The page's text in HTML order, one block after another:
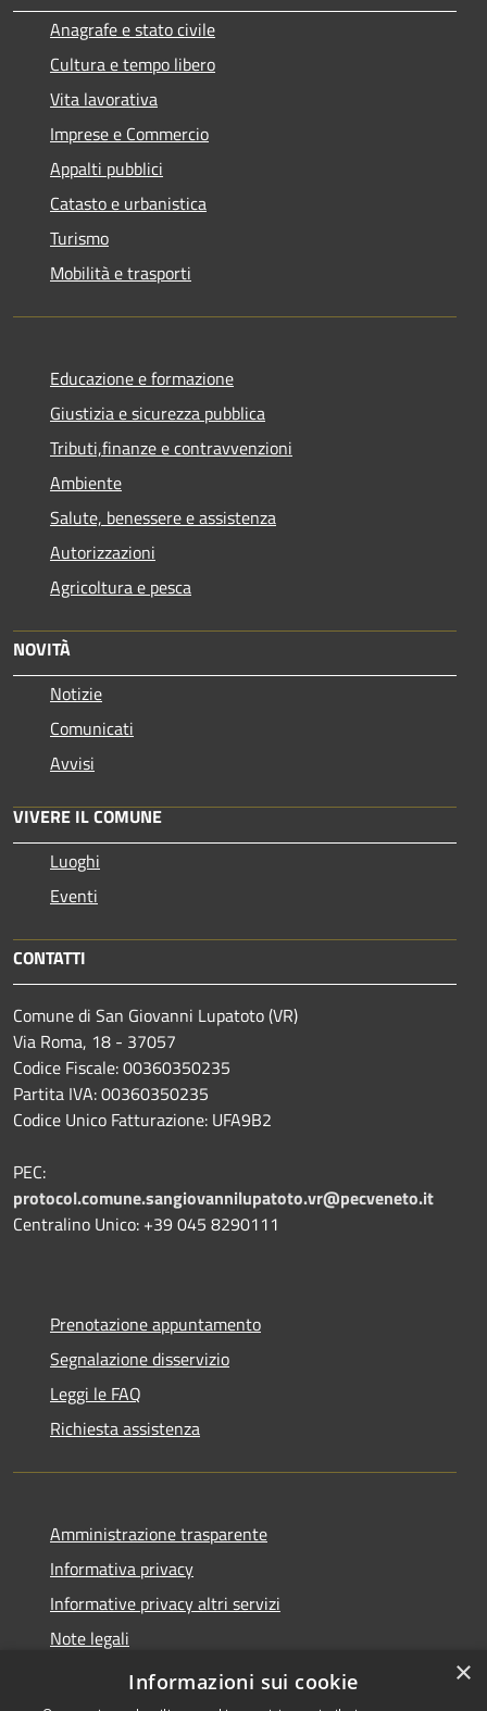
Anagrafe e stato civile
Cultura e tempo libero
Vita lavorativa
Imprese e Commercio
Appalti pubblici
Catasto e urbanistica
Turismo
Mobilità e trasporti
Educazione e formazione
Giustizia e sicurezza pubblica
Tributi,finanze e contravvenzioni
Ambiente
Salute, benessere e assistenza
Autorizzazioni
Agricoltura e pesca
NOVITÀ
Notizie
Comunicati
Avvisi
VIVERE IL COMUNE
Luoghi
Eventi
CONTATTI
Comune di San Giovanni Lupatoto (VR)
Via Roma, 18 - 37057
Codice Fiscale: 00360350235
Partita IVA: 00360350235
Codice Unico Fatturazione: UFA9B2
PEC:
protocol.comune.sangiovannilupatoto.vr@pecveneto.it
Centralino Unico: +39 045 8290111
Prenotazione appuntamento
Segnalazione disservizio
Leggi le FAQ
Richiesta assistenza
Amministrazione trasparente
Informativa privacy
Informative privacy altri servizi
Note legali
Dichiarazione di accessibilità
×
Informazioni sui cookie